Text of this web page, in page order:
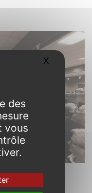
des
vous
X Masquer